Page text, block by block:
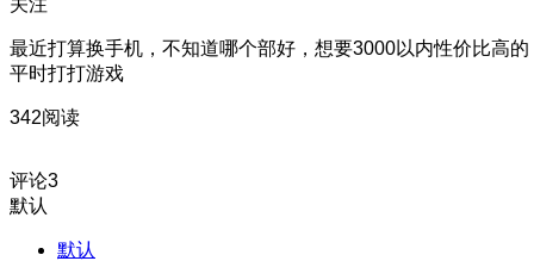
最近打算换手机，不知道哪个部好，想要3000以内性价比高的
平时打打游戏
342阅读
评论3
默认
默认